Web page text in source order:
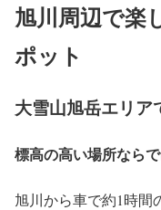
旭川周辺で楽
ポット
大雪山旭岳エリア
標高の高い場所なら
旭川から車で約1時間